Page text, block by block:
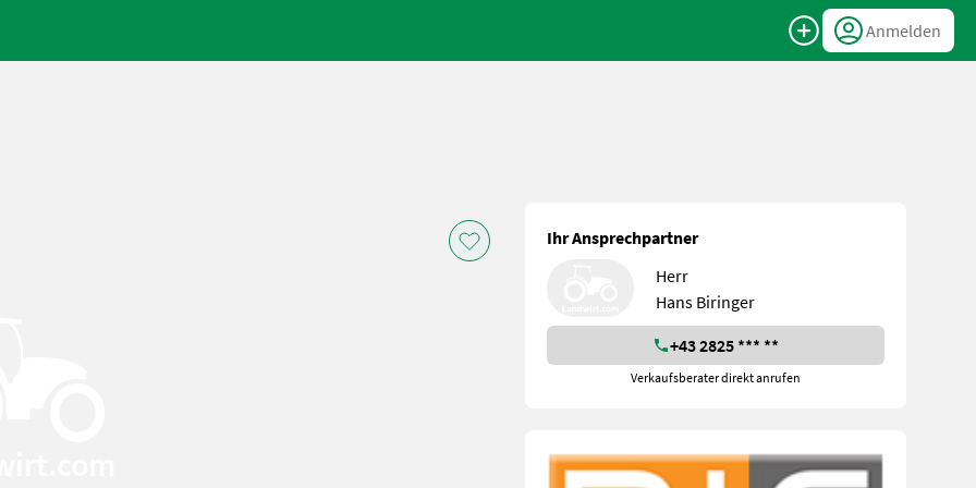
Anmelden
Ihr Ansprechpartner
Herr
Hans Biringer
+43 2825 *** **
Verkaufsberater direkt anrufen